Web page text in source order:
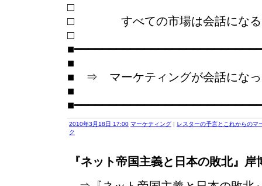
□ すべての市場は会話になる
■
■ ⇒ マーケティングが会話になっ
■
2010年3月18日 17:00 マーケティング | レスターの予言とこれからのマ
ク
『ネット帝国主義と日本の敗北』岸